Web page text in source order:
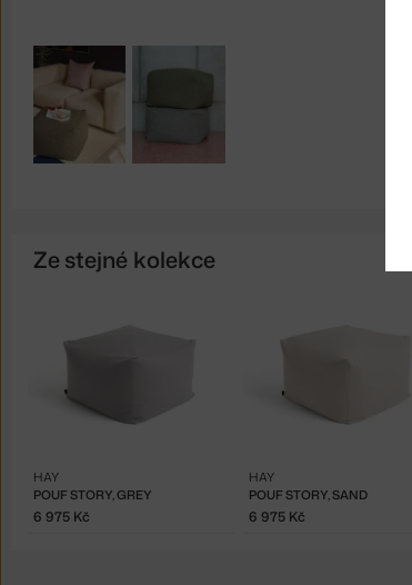
Ze stejné kolekce
POUF STORY, GREY
HAY
6 975 Kč
POUF STORY, SAND
HAY
6 975 Kč